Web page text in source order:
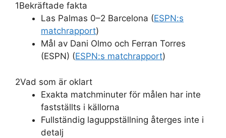
1Bekräftade fakta
Las Palmas 0–2 Barcelona (ESPN:s
matchrapport)
Mål av Dani Olmo och Ferran Torres
(ESPN) (ESPN:s matchrapport)
2Vad som är oklart
Exakta matchminuter för målen har inte
fastställts i källorna
Fullständig laguppställning återges inte i
detalj